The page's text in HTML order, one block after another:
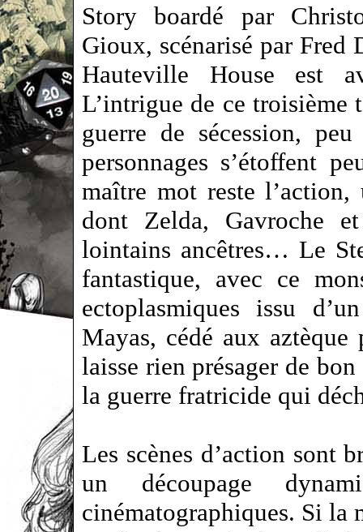
Story boardé par
Gioux, scénarisé par Fred
Hauteville House est
L’intrigue de ce troisième
guerre de sécession,
personnages s’étoffent
maître mot reste
dont Zelda, Gavroche
lointains ancêtres… Le
fantastique, avec ce
ectoplasmiques issu
Mayas, cédé aux
laisse rien présager de
la guerre fratricide qui
Les scènes d’action sont
un découpage
cinématographiques. Si la